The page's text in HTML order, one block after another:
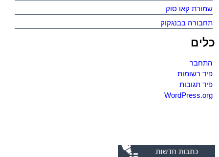
שמורת קאו סוק
תחבורה בבנגקוק
כלים
התחבר
פיד רשומות
פיד תגובות
WordPress.org